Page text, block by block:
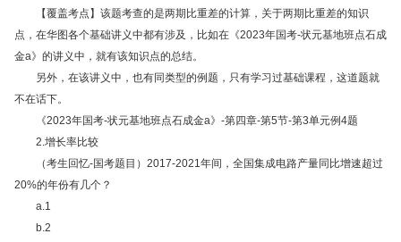
【覆盖考点】该题考查的是两期比重差的计算，关于两期比重差的知识
点，在华图各个基础讲义中都有涉及，比如在《2023年国考-状元基地班点石成
金a》的讲义中，就有该知识点的总结。
另外，在该讲义中，也有同类型的例题，只有学习过基础课程，这道题就
不在话下。
《2023年国考-状元基地班点石成金a》 -第四章-第5节-第3单元例4题
2.增长率比较
（考生回忆-国考题目）2017-2021年间，全国集成电路产量同比增速超过
20%的年份有几个？
a.1
b.2